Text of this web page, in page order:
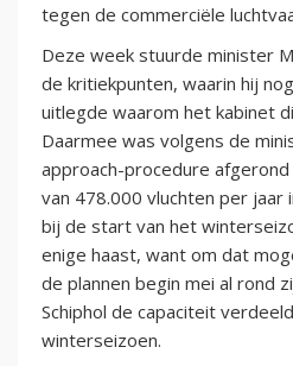
tegen de commerciële
Deze week stuurde minister
de kritiekpunten, waarin hij
uitlegde waarom het kabinet
Daarmee was volgens de
approach-procedure
van 478.000 vluchten per jaar
bij de start van het
enige haast, want om dat
de plannen begin mei al rond
Schiphol de capaciteit
winterseizoen.